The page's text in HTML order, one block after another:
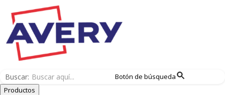
Buscar:
Botón de búsqueda
Productos